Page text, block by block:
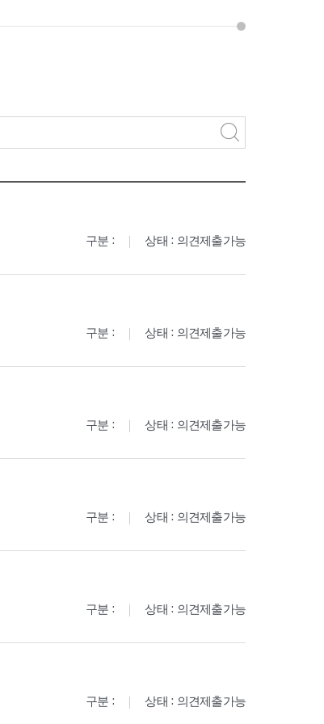
구분 : 상태 : 의견제출가능
구분 : 상태 : 의견제출가능
구분 : 상태 : 의견제출가능
구분 : 상태 : 의견제출가능
구분 : 상태 : 의견제출가능
구분 : 상태 : 의견제출가능